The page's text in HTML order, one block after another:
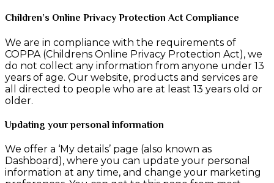
Children’s Online Privacy Protection Act Compliance
We are in compliance with the requirements of
COPPA (Childrens Online Privacy Protection Act), we
do not collect any information from anyone under 13
years of age. Our website, products and services are
all directed to people who are at least 13 years old or
older.
Updating your personal information
We offer a ‘My details’ page (also known as
Dashboard), where you can update your personal
information at any time, and change your marketing